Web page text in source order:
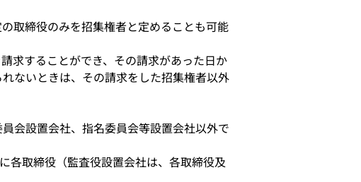
取締役のみを招集権者と定めることも可能
求することができ、その請求があった日か
ないときは、その請求をした招集権者以外
会設置会社、指名委員会等設置会社以外で
に各取締役（監査役設置会社は、各取締役及